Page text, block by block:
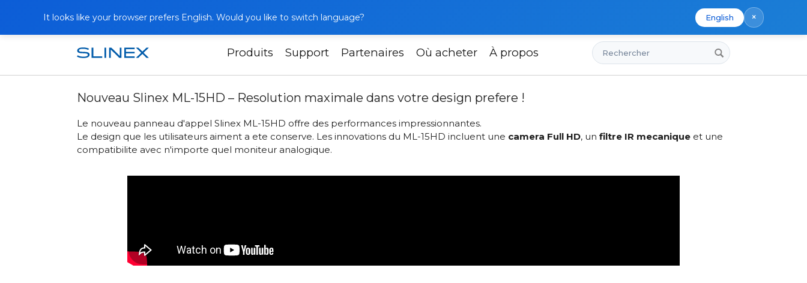
It looks like your browser prefers English. Would you like to switch language? English ×
Produits Support Partenaires Où acheter À propos Rechercher
Accueil Actualités Nouveau Slinex ML-15HD – Resolution maximale dans votre design prefere !
Nouveau Slinex ML-15HD – Resolution maximale dans votre design prefere !
Le nouveau panneau d'appel Slinex ML-15HD offre des performances impressionnantes.
Le design que les utilisateurs aiment a ete conserve. Les innovations du ML-15HD incluent une camera Full HD, un filtre IR mecaniqueet une
compatibilite avec n'importe quel moniteur analogique.